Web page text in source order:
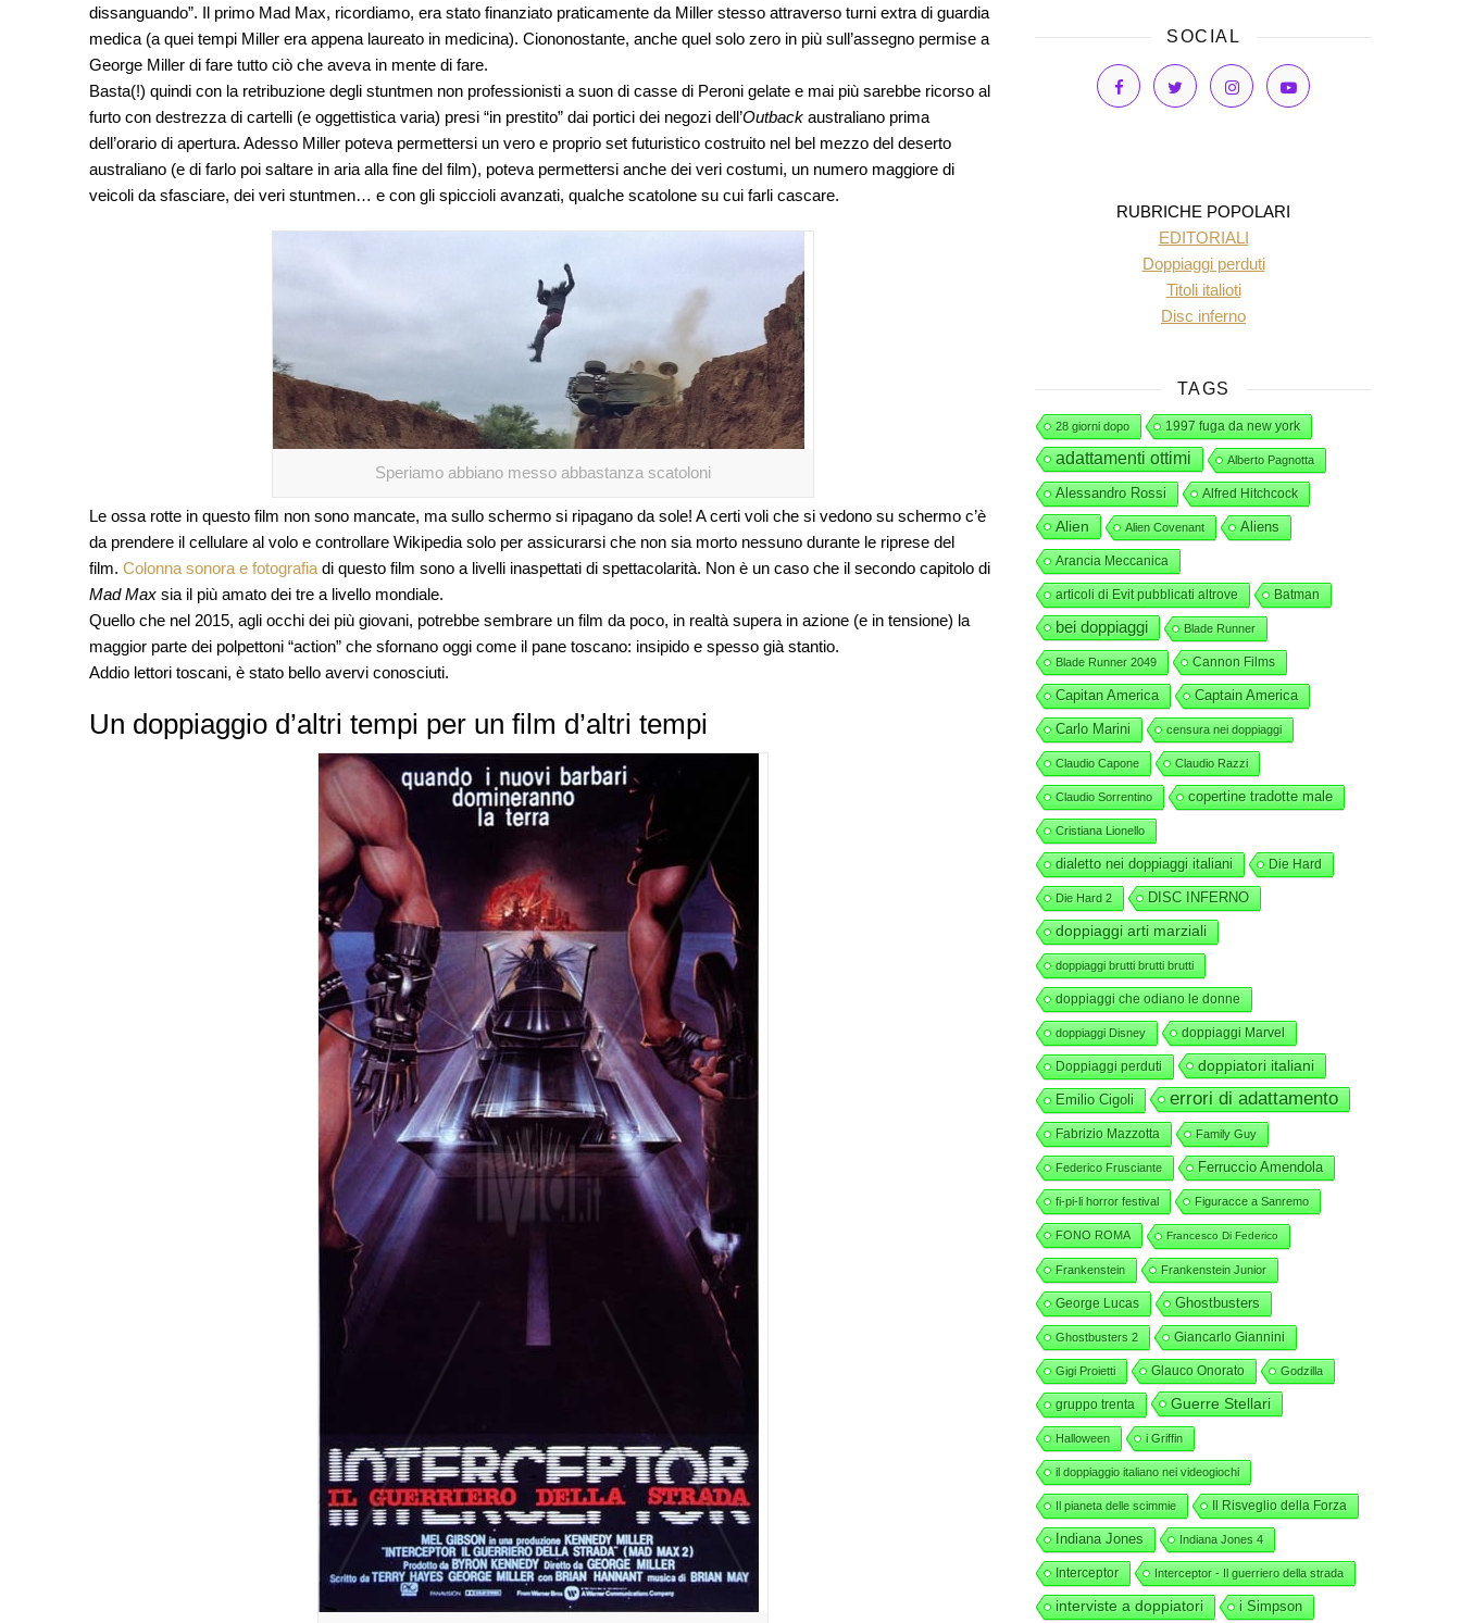
dissanguando”. Il primo Mad Max, ricordiamo, era stato finanziato praticamente da Miller stesso attraverso turni extra di guardia
medica (a quei tempi Miller era appena laureato in medicina). Ciononostante, anche quel solo zero in più sull’assegno permise a
George Miller di fare tutto ciò che aveva in mente di fare.
Basta(!) quindi con la retribuzione degli stuntmen non professionisti a suon di casse di Peroni gelate e mai più sarebbe ricorso al
furto con destrezza di cartelli (e oggettistica varia) presi “in prestito” dai portici dei negozi dell’Outback australiano prima
dell’orario di apertura. Adesso Miller poteva permettersi un vero e proprio set futuristico costruito nel bel mezzo del deserto
australiano (e di farlo poi saltare in aria alla fine del film), poteva permettersi anche dei veri costumi, un numero maggiore di
veicoli da sfasciare, dei veri stuntmen… e con gli spiccioli avanzati, qualche scatolone su cui farli cascare.
Speriamo abbiano messo abbastanza scatoloni
Le ossa rotte in questo film non sono mancate, ma sullo schermo si ripagano da sole! A certi voli che si vedono su schermo c’è
da prendere il cellulare al volo e controllare Wikipedia solo per assicurarsi che non sia morto nessuno durante le riprese del
film. Colonna sonora e fotografia di questo film sono a livelli inaspettati di spettacolarità. Non è un caso che il secondo capitolo di
Mad Max sia il più amato dei tre a livello mondiale.
Quello che nel 2015, agli occhi dei più giovani, potrebbe sembrare un film da poco, in realtà supera in azione (e in tensione) la
maggior parte dei polpettoni “action” che sfornano oggi come il pane toscano: insipido e spesso già stantio.
Addio lettori toscani, è stato bello avervi conosciuti.
Un doppiaggio d’altri tempi per un film d’altri tempi
SOCIAL
RUBRICHE POPOLARI
EDITORIALI
Doppiaggi perduti
Titoli italioti
Disc inferno
TAGS
28 giorni dopo 1997 fuga da new york
adattamenti ottimi Alberto Pagnotta
Alessandro Rossi Alfred Hitchcock
Alien Alien Covenant Aliens
Arancia Meccanica
articoli di Evit pubblicati altrove Batman
bei doppiaggi Blade Runner
Blade Runner 2049 Cannon Films
Capitan America Captain America
Carlo Marini censura nei doppiaggi
Claudio Capone Claudio Razzi
Claudio Sorrentino copertine tradotte male
Cristiana Lionello
dialetto nei doppiaggi italiani Die Hard
Die Hard 2 DISC INFERNO
doppiaggi arti marziali
doppiaggi brutti brutti brutti
doppiaggi che odiano le donne
doppiaggi Disney doppiaggi Marvel
Doppiaggi perduti doppiatori italiani
Emilio Cigoli errori di adattamento
Fabrizio Mazzotta Family Guy
Federico Frusciante Ferruccio Amendola
fi-pi-li horror festival Figuracce a Sanremo
FONO ROMA Francesco Di Federico
Frankenstein Frankenstein Junior
George Lucas Ghostbusters
Ghostbusters 2 Giancarlo Giannini
Gigi Proietti Glauco Onorato Godzilla
gruppo trenta Guerre Stellari
Halloween i Griffin
il doppiaggio italiano nei videogiochi
Il pianeta delle scimmie Il Risveglio della Forza
Indiana Jones Indiana Jones 4
Interceptor Interceptor - Il guerriero della strada
interviste a doppiatori i Simpson